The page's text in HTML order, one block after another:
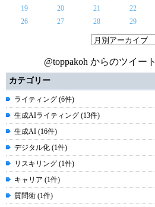
19 20 21 22
26
27 28 29
@toppakoh からのツイート
カテゴリー
ライティング (6件)
生成AIライティング (13件)
生成AI (16件)
デジタル化 (1件)
リスキリング (1件)
キャリア (1件)
質問術 (1件)